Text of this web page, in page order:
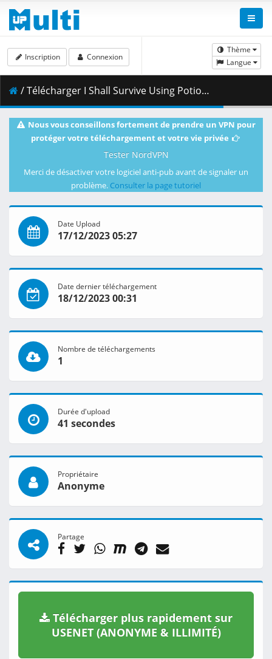
Thème
Langue
Inscription Connexion
/ Télécharger I Shall Survive Using Potions_ - S01E09 - -I_m Going to Relax in a Hot Spring for a While_.mkv.002 ( 458.44 MB )
Nous vous conseillons fortement de prendre un VPN pour
protéger votre téléchargement et votre vie privée
Tester NordVPN
Merci de désactiver votre logiciel anti-pub avant de signaler un
problème. Consulter la page tutoriel
Date Upload
17/12/2023 05:27
Date dernier téléchargement
18/12/2023 00:31
Nombre de téléchargements
1
Durée d'upload
41 secondes
Propriétaire
Anonyme
Partage
Télécharger plus rapidement sur
USENET (ANONYME & ILLIMITÉ)